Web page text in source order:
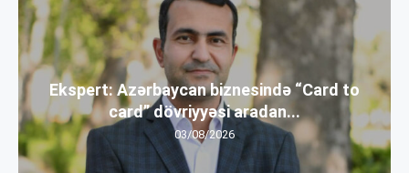
Ekspert: Azərbaycan biznesində “Card to
card” dövriyyəsi aradan...
03/08/2026